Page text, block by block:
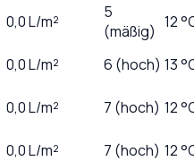
0,0L/m²
5
(mäßig) 12
0,0L/m² 6 (hoch) 13
0,0L/m² 7 (hoch) 12
0,0L/m² 7 (hoch) 12